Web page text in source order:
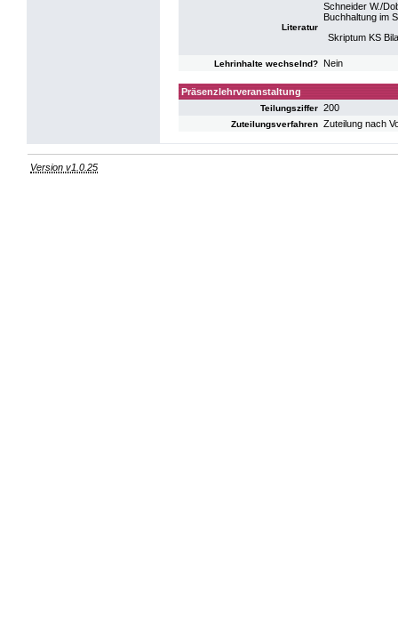
Literatur
Schneider W./
Buchhaltung im
Skriptum KS
Lehrinhalte wechselnd? Nein
Präsenzlehrveranstaltung
Teilungsziffer 200
Zuteilungsverfahren Zuteilung nach
Version v1.0.25